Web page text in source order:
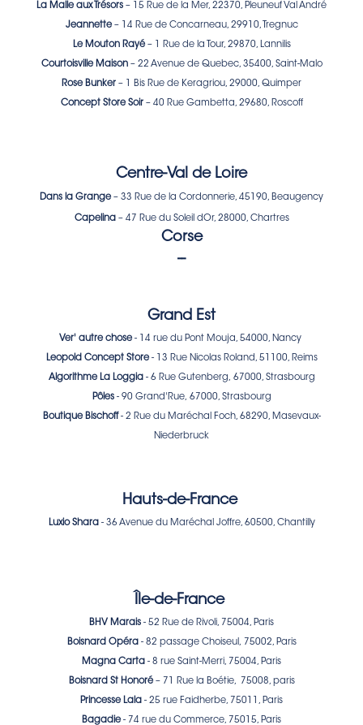
La Malle aux Trésors – 15 Rue de la Mer, 22370, Pleuneuf Val André
Jeannette– 14 Rue de Concarneau, 29910, Tregnuc
Le Mouton Rayé– 1 Rue de la Tour, 29870, Lannilis
Courtoisville Maison– 22 Avenue de Quebec, 35400, Saint-Malo
Rose Bunker – 1 Bis Rue de Keragriou, 29000, Quimper
Concept Store Soir– 40 Rue Gambetta, 29680, Roscoff
Centre-Val de Loire
Dans la Grange – 33 Rue de la Cordonnerie, 45190, Beaugency
Capelina – 47 Rue du Soleil dOr, 28000, Chartres
Corse
--
Grand Est
Ver' autre chose - 14 rue du Pont Mouja, 54000, Nancy
Leopold Concept Store- 13 Rue Nicolas Roland, 51100, Reims
Algorithme La Loggia - 6 Rue Gutenberg, 67000, Strasbourg
Pôles- 90 Grand'Rue, 67000, Strasbourg
Boutique Bischoff- 2 Rue du Maréchal Foch, 68290, Masevaux-
Niederbruck
Hauts-de-France
Luxio Shara - 36 Avenue du Maréchal Joffre, 60500, Chantilly
Île-de-France
BHV Marais - 52 Rue de Rivoli, 75004, Paris
Boisnard Opéra - 82 passage Choiseul, 75002, Paris
Magna Carta - 8 rue Saint-Merri, 75004, Paris
Boisnard St Honoré– 71 Rue la Boétie, 75008, paris
Princesse Lala - 25 rue Faidherbe, 75011, Paris
Bagadie - 74 rue du Commerce, 75015, Paris